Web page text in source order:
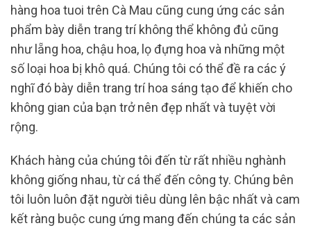
hàng hoa tuoi trên Cà Mau cũng cung ứng các sản
phẩm bày diễn trang trí không thể không đủ cũng
như lẵng hoa, chậu hoa, lọ đựng hoa và những một
số loại hoa bị khô quá. Chúng tôi có thể đề ra các ý
nghĩ đó bày diễn trang trí hoa sáng tạo để khiến cho
không gian của bạn trở nên đẹp nhất và tuyệt vời
rộng.
Khách hàng của chúng tôi đến từ rất nhiều nghành
không giống nhau, từ cá thể đến công ty. Chúng bên
tôi luôn luôn đặt người tiêu dùng lên bậc nhất và cam
kết ràng buộc cung ứng mang đến chúng ta các sản